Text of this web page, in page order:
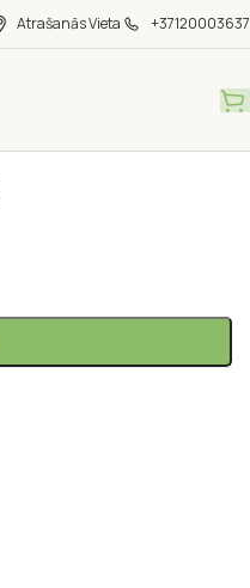
Atrašanās Vieta +37120003637